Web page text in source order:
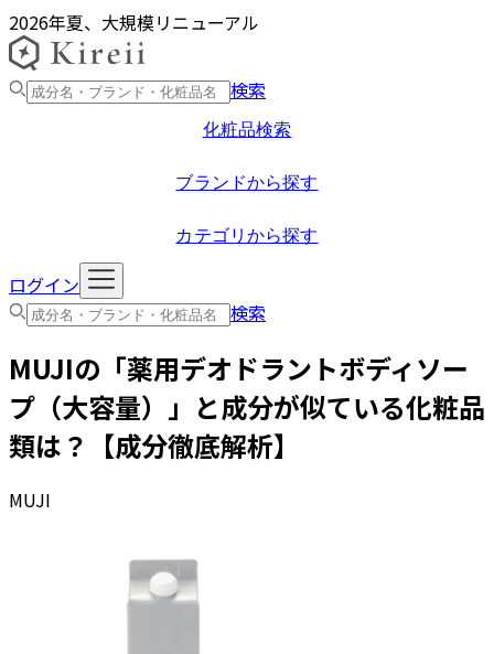
2026年夏、大規模リニューアル
検索
化粧品検索
ブランドから探す
カテゴリから探す
ログイン
検索
MUJIの「薬用デオドラントボディソー
プ（大容量）
」と成分が似ている化粧品
類は？【成分徹底解析】
MUJI